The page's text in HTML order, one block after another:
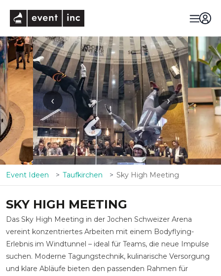
‹ ›
Event Ideen Taufkirchen Sky High Meeting
SKY HIGH MEETING
Das Sky High Meeting in der Jochen Schweizer Arena
vereint konzentriertes Arbeiten mit einem Bodyflying-
Erlebnis im Windtunnel – ideal für Teams, die neue Impulse
suchen. Moderne Tagungstechnik, kulinarische Versorgung
und klare Abläufe bieten den passenden Rahmen für